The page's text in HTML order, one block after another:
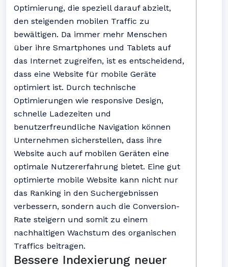
Optimierung, die speziell darauf abzielt,
den steigenden mobilen Traffic zu
bewältigen. Da immer mehr Menschen
über ihre Smartphones und Tablets auf
das Internet zugreifen, ist es entscheidend,
dass eine Website für mobile Geräte
optimiert ist. Durch technische
Optimierungen wie responsive Design,
schnelle Ladezeiten und
benutzerfreundliche Navigation können
Unternehmen sicherstellen, dass ihre
Website auch auf mobilen Geräten eine
optimale Nutzererfahrung bietet. Eine gut
optimierte mobile Website kann nicht nur
das Ranking in den Suchergebnissen
verbessern, sondern auch die Conversion-
Rate steigern und somit zu einem
nachhaltigen Wachstum des organischen
Traffics beitragen.
Bessere Indexierung neuer